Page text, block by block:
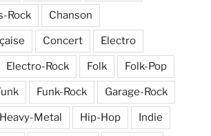
Rock Chanson
Concert Electro
Electro-Rock Folk Folk-Pop
Funk-Rock Garage-Rock
Heavy-Metal Hip-Hop Indie